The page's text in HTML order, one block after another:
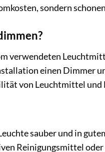
sondern
verwendeten
einen Dimmer
von Leuchtmittel und
sauber und in
Reinigungsmittel